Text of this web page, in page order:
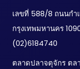
เลขที่ 588/8 ถนนกำ
กรุงเทพมหานคร
(02)6184740
ตลาดปลาจตุจักร ตล